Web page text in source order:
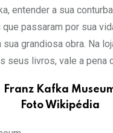
entender a sua
passaram por sua
grandiosa obra. Na
seus livros, vale a pena
Franz Kafka
Foto Wikipédia